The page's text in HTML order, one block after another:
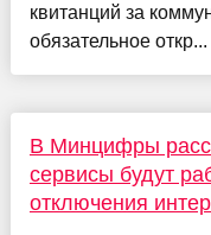
квитанций за
обязательное откр...
В Минцифры
сервисы будут
отключения